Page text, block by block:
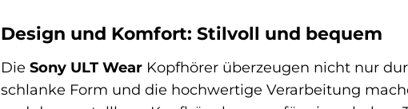
Design und Komfort: Stilvoll und bequem
Die Sony ULT Wear Kopfhörer überzeugen nicht nur
schlanke Form und die hochwertige Verarbeitung